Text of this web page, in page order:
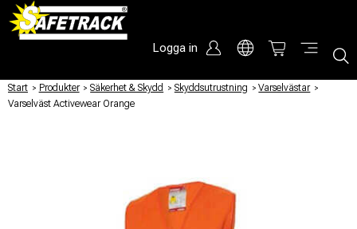
Logga in
Start / Produkter / Säkerhet & Skydd / Skyddsutrustning / Varselvästar /
Varselväst Activewear Orange